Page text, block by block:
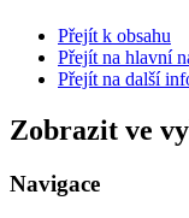
Přejít k obsahu
Přejít na hlavní
Přejít na další
Zobrazit ve
Navigace